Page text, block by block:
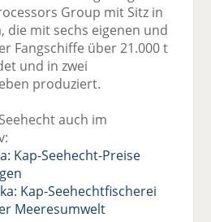
Group mit Sitz in
die mit sechs eigenen und
Fangschiffe über 21.000 t
und in zwei
produziert.
auch im
Kap-Seehecht-Preise
Kap-Seehechtfischerei
Meeresumwelt